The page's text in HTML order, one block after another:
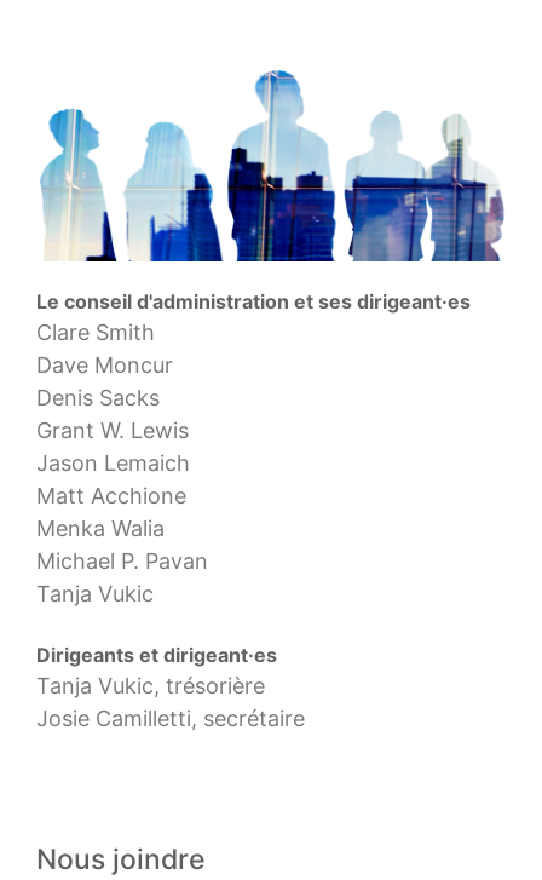
Le conseil d'administration et ses dirigeant·es
Clare Smith
Dave Moncur
Denis Sacks
Grant W. Lewis
Jason Lemaich
Matt Acchione
Menka Walia
Michael P. Pavan
Tanja Vukic
Dirigeants et dirigeant·es
Tanja Vukic, trésorière
Josie Camilletti, secrétaire
Nous joindre